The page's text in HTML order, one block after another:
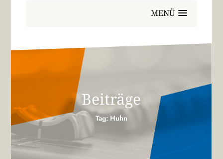
MENÜ
Beiträge
Tag: Huhn